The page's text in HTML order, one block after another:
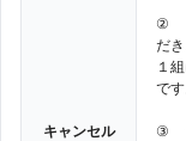
キャンセル
②
だ
１
です
③